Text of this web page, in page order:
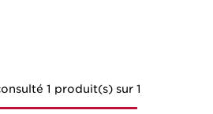
1 produit(s) sur 1